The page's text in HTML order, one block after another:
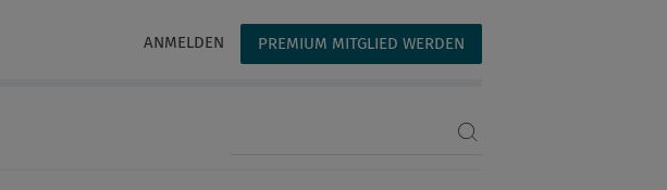
ANMELDEN PREMIUM MITGLIED WERDEN